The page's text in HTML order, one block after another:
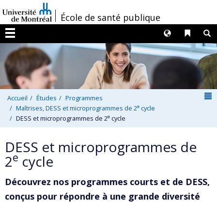
au
contenu
/École de santé publique
Menu
Liens
Langues
Accueil Études
Programmes
Maîtrises, DESS et microprogrammes de 2e cycle
DESS et microprogrammes de 2e cycle
DESS et microprogrammes de
2e cycle
Découvrez nos programmes courts et de DESS,
conçus pour répondre à une grande diversité